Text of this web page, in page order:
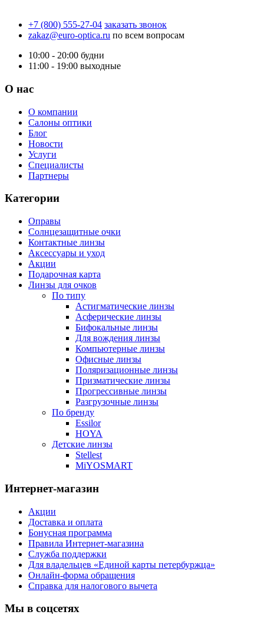
+7 (800) 555-27-04 заказать звонок
zakaz@euro-optica.ru по всем вопросам
10:00 - 20:00 будни
11:00 - 19:00 выходные
О нас
О компании
Салоны оптики
Блог
Новости
Услуги
Специалисты
Партнеры
Категории
Оправы
Солнцезащитные очки
Контактные линзы
Аксессуары и уход
Акции
Подарочная карта
Линзы для очков
По типу
Астигматические линзы
Асферические линзы
Бифокальные линзы
Для вождения линзы
Компьютерные линзы
Офисные линзы
Поляризационные линзы
Призматические линзы
Прогрессивные линзы
Разгрузочные линзы
По бренду
Essilor
HOYA
Детские линзы
Stellest
MiYOSMART
Интернет-магазин
Акции
Доставка и оплата
Бонусная программа
Правила Интернет-магазина
Служба поддержки
Для владельцев «Единой карты петербуржца»
Онлайн-форма обращения
Справка для налогового вычета
Мы в соцсетях